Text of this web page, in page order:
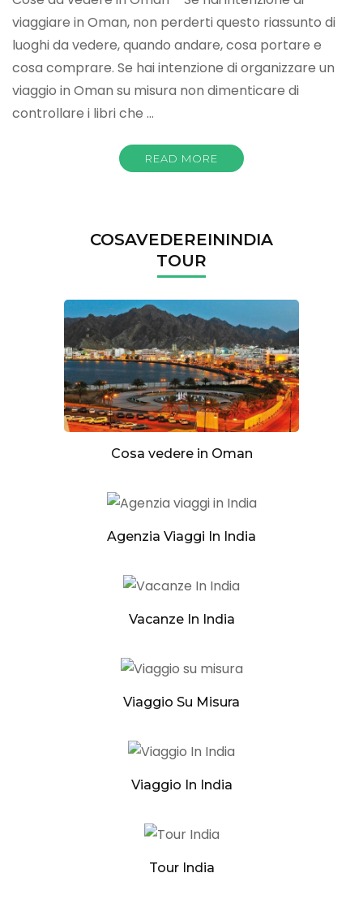
viaggiare in Oman, non perderti questo riassunto di
luoghi da vedere, quando andare, cosa portare e
cosa comprare. Se hai intenzione di organizzare un
viaggio in Oman su misura non dimenticare di
controllare i libri che …
READ MORE
COSAVEDEREININDIA
TOUR
Cosa vedere in Oman
Agenzia Viaggi In India
Vacanze In India
Viaggio Su Misura
Viaggio In India
Tour India